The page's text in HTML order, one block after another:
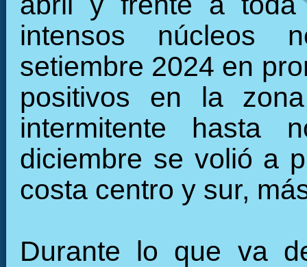
intensos núcleos
setiembre 2024 en
positivos en la
intermitente hasta
diciembre se volió a
costa centro y sur,
Durante lo que va